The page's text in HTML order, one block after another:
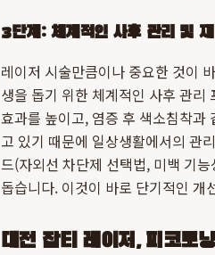
3단계: 체계적인 사후 관리 및 재
레이저 시술만큼이나 중요한 것이
생을 돕기 위한 체계적인 사후 관
효과를 높이고, 염증 후 색소침착과
고 있기 때문에 일상생활에서의 관
드(자외선 차단제 선택법, 미백 기
돕습니다. 이것이 바로 단기적인 개
대전 잡티 레이저, 피코토